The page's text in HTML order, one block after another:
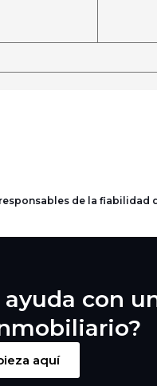
de la fiabilidad
con
aquí